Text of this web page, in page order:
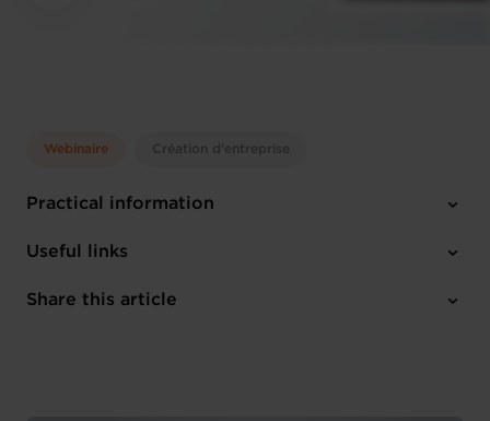
Webinaire Création d'entreprise
Practical information
Friday 17 Jan 2025
Online Workshop
Useful links
Register here
Share this article